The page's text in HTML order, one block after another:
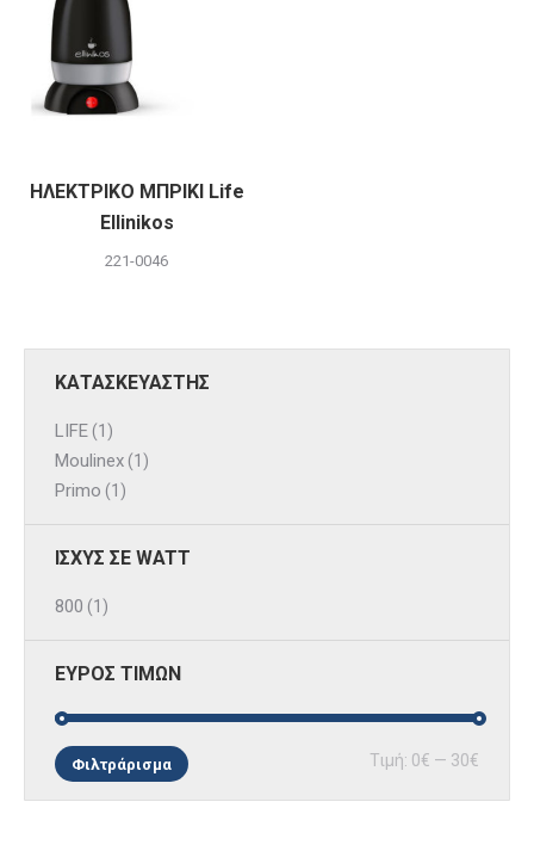
ΗΛΕΚΤΡΙΚΟ ΜΠΡΙΚΙ Life
Ellinikos
221-0046
ΚΑΤΑΣΚΕΥΑΣΤΗΣ
LIFE (1)
Moulinex (1)
Primo (1)
ΙΣΧΥΣ ΣΕ WATT
800 (1)
ΕΥΡΟΣ ΤΙΜΩΝ
Φιλτράρισμα Τιμή: 0€ — 30€